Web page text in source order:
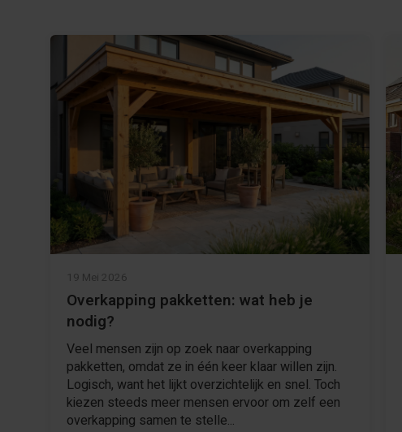
19 Mei 2026
Overkapping pakketten: wat heb je
nodig?
Veel mensen zijn op zoek naar overkapping
pakketten, omdat ze in één keer klaar willen zijn.
Logisch, want het lijkt overzichtelijk en snel. Toch
kiezen steeds meer mensen ervoor om zelf een
overkapping samen te stelle...